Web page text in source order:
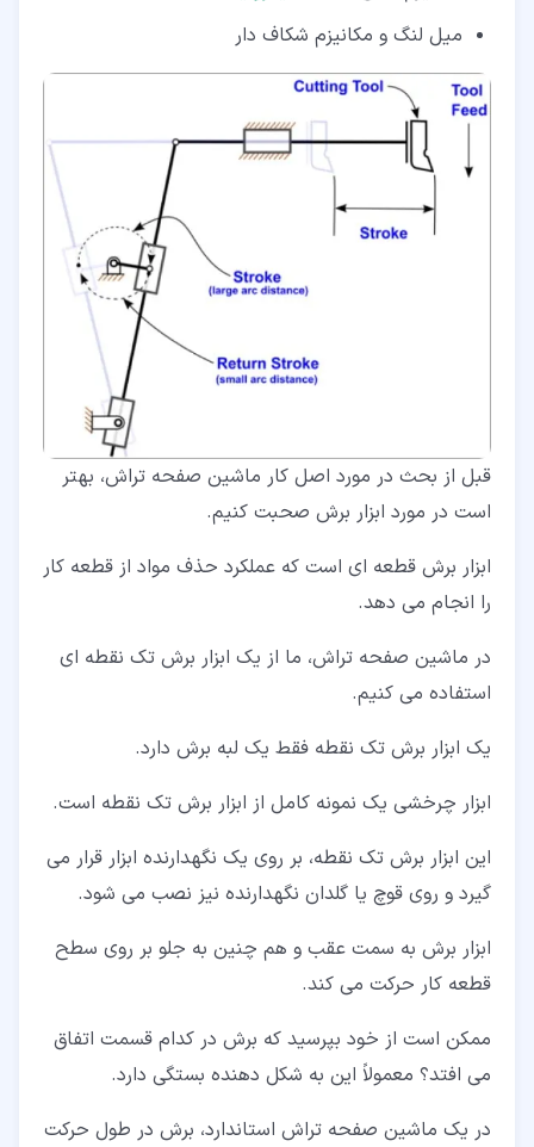
میل لنگ و مکانیزم شکاف دار
قبل از بحث در مورد اصل کار ماشین صفحه تراش، بهتر
است در مورد ابزار برش صحبت کنیم.
ابزار برش قطعه ای است که عملکرد حذف مواد از قطعه کار
را انجام می دهد.
در ماشین صفحه تراش، ما از یک ابزار برش تک نقطه ای
استفاده می کنیم.
یک ابزار برش تک نقطه فقط یک لبه برش دارد.
ابزار چرخشی یک نمونه کامل از ابزار برش تک نقطه است.
این ابزار برش تک نقطه، بر روی یک نگهدارنده ابزار قرار می
گیرد و روی قوچ یا گلدان نگهدارنده نیز نصب می شود.
ابزار برش به سمت عقب و هم چنین به جلو بر روی سطح
قطعه کار حرکت می کند.
ممکن است از خود بپرسید که برش در کدام قسمت اتفاق
می افتد؟ معمولاً این به شکل دهنده بستگی دارد.
در یک ماشین صفحه تراش استاندارد، برش در طول حرکت